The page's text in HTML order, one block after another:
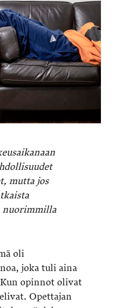
mutta jos
nuorimmilla
oli
joka tuli aina
opinnot olivat
Opettajan